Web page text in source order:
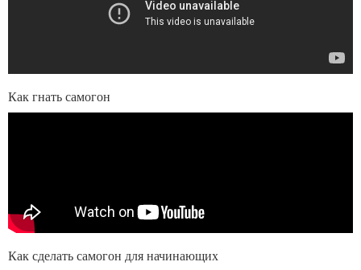
Как гнать самогон
Как сделать самогон для начинающих